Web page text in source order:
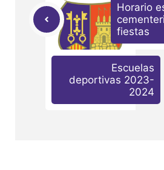
Horario
fiestas
Escuelas
deportivas 2023-
2024